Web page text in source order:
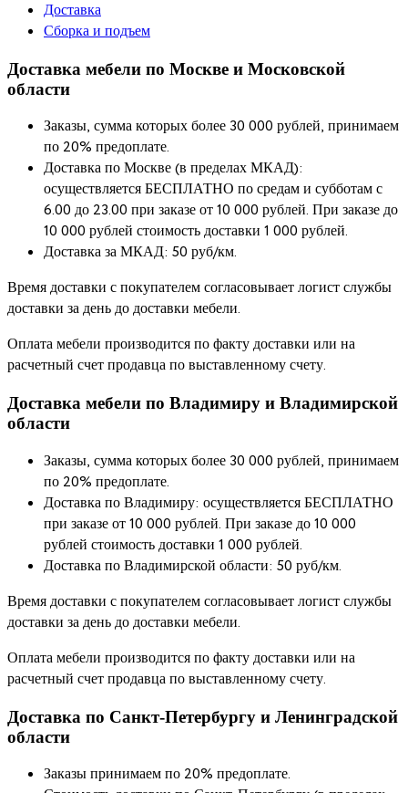
Доставка
Сборка и подъем
Доставка мебели по Москве и Московской
области
Заказы, сумма которых более 30 000 рублей, принимаем
по 20% предоплате.
Доставка по Москве (в пределах МКАД):
осуществляется БЕСПЛАТНО по средам и субботам с
6.00 до 23.00 при заказе от 10 000 рублей. При заказе до
10 000 рублей стоимость доставки 1 000 рублей.
Доставка за МКАД: 50 руб/км.
Время доставки с покупателем согласовывает логист службы
доставки за день до доставки мебели.
Оплата мебели производится по факту доставки или на
расчетный счет продавца по выставленному счету.
Доставка мебели по Владимиру и Владимирской
области
Заказы, сумма которых более 30 000 рублей, принимаем
по 20% предоплате.
Доставка по Владимиру: осуществляется БЕСПЛАТНО
при заказе от 10 000 рублей. При заказе до 10 000
рублей стоимость доставки 1 000 рублей.
Доставка по Владимирской области: 50 руб/км.
Время доставки с покупателем согласовывает логист службы
доставки за день до доставки мебели.
Оплата мебели производится по факту доставки или на
расчетный счет продавца по выставленному счету.
Доставка по Санкт-Петербургу и Ленинградской
области
Заказы принимаем по 20% предоплате.